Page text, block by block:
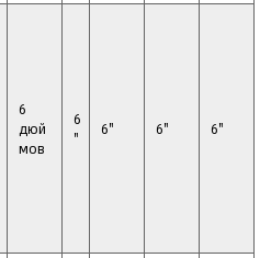
6
дюй
мов
6
"
6" 6" 6"